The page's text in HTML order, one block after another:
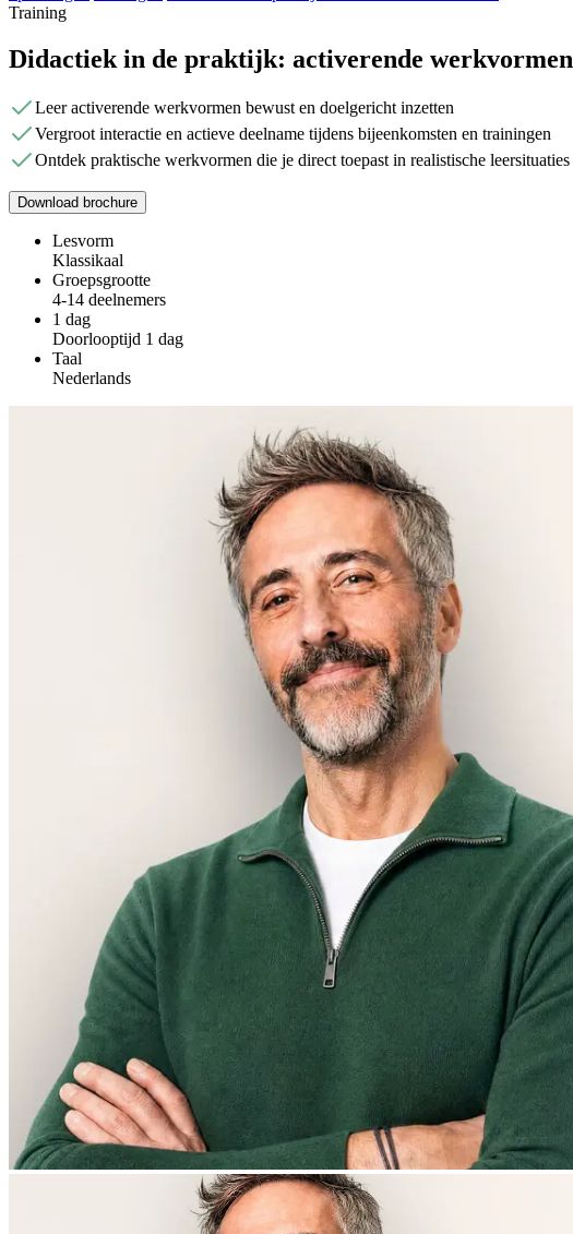
Training
Didactiek in de praktijk: activerende werkvormen
Leer activerende werkvormen bewust en doelgericht inzetten
Vergroot interactie en actieve deelname tijdens bijeenkomsten en trainingen
Ontdek praktische werkvormen die je direct toepast in realistische leersituaties
Download brochure
Lesvorm
Klassikaal
Groepsgrootte
4-14 deelnemers
1 dag
Doorlooptijd 1 dag
Taal
Nederlands